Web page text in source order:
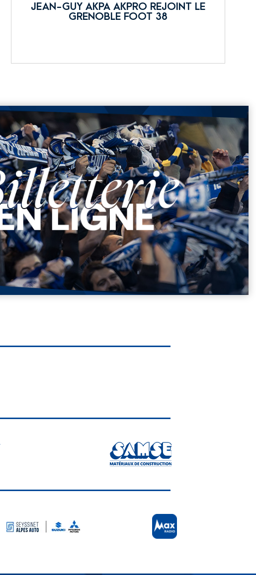
JEAN-GUY AKPA AKPRO REJOINT LE
GRENOBLE FOOT 38